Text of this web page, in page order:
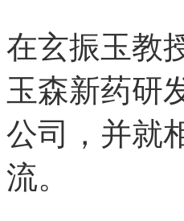
在玄振玉教
玉森新药研
公司，并
流。